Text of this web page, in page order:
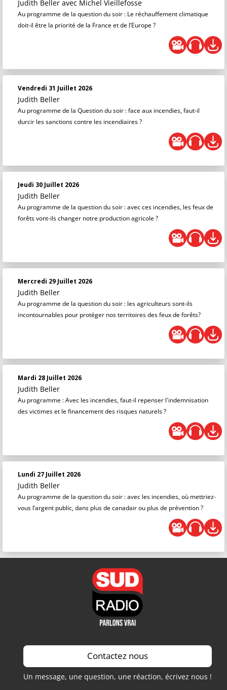
Judith Beller avec Michel Vieillefosse
Au programme de la question du soir : Le réchauffement climatique
doit-il être la priorité de la France et de l’Europe ?
Vendredi 31 Juillet 2026
Judith Beller
Au programme de la Question du soir : face aux incendies, faut-il
durcir les sanctions contre les incendiaires ?
Jeudi 30 Juillet 2026
Judith Beller
Au programme de la question du soir : avec ces incendies, les feux de
forêts vont-ils changer notre production agricole ?
Mercredi 29 Juillet 2026
Judith Beller
Au programme de la question du soir : les agriculteurs sont-ils
incontournables pour protéger nos territoires des feux de forêts?
Mardi 28 Juillet 2026
Judith Beller
Au programme : Avec les incendies, faut-il repenser l'indemnisation
des victimes et le financement des risques naturels ?
Lundi 27 Juillet 2026
Judith Beller
Au programme de la question du soir : avec les incendies, où mettriez-
vous l’argent public, dans plus de canadair ou plus de prévention ?
Contactez nous
Un message, une question, une réaction, écrivez nous !